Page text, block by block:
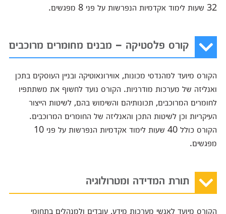
32 שעות לימוד אקדמיות הנפרשות על פני 8 מפגשים.
קורס פלסטיקה – מבנים מחומרים מרוכבים
הקורס מיועד למהנדסי מכונות, אווירונאוטיקה ובניין העוסקים בתכן
ואנליזה של מערכות מודרניות. הקורס נועד לחשוף את משתתפיו
לחומרים המרוכבים, תכונותיהם והשימוש בהם, לשיטות הייצור
העיקריות וכן לשיטות התכן והאנליזה של החומרים המרוכבים.
הקורס כולל 40 שעות לימוד אקדמיות הנפרשות על פני 10
מפגשים.
תורת המדידה ומטרולוגיה
הקורס מיועד לאנשי מערכות מידע, עובדים ולמנהלים בתחומי